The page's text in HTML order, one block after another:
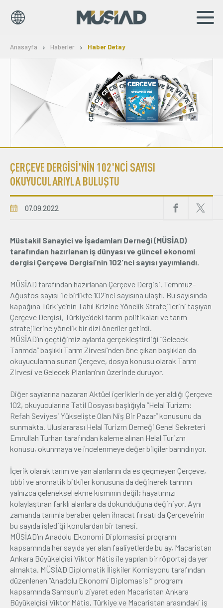
Kurumsal
Markalar
Haberler
Yayınlar
Sosyal Sorumluluk
Bilgi Merkezi
Üyelik
E-İşlemler
İletişim Hakkımızda Galeri
Anasayfa Haberler Haber Detay
ÇERÇEVE DERGİSİ'NİN 102'NCİ SAYISI
OKUYUCULARIYLA BULUŞTU
07.09.2022
Müstakil Sanayici ve İşadamları Derneği (MÜSİAD)
tarafından hazırlanan iş dünyası ve güncel ekonomi
dergisi Çerçeve Dergisi’nin 102'nci sayısı yayımlandı.
MÜSİAD tarafından hazırlanan Çerçeve Dergisi, Temmuz-
Ağustos sayısı ile birlikte 102’nci sayısına ulaştı. Bu sayısında
kapağına Türkiye’nin Tahıl Krizine Yönelik Stratejilerini taşıyan
Çerçeve Dergisi, Türkiye’deki tarım politikaları ve tarım
stratejilerine yönelik bir dizi öneriler getirdi.
MÜSİAD’ın geçtiğimiz aylarda gerçekleştirdiği “Gelecek
Tarımda” başlıklı Tarım Zirvesi’nden öne çıkan başlıkları da
okuyucularına sunan Çerçeve, dosya konusu olarak Tarım
Zirvesi ve Gelecek Planları’nın üzerinde duruyor.
Diğer sayılarına nazaran Aktüel içeriklerin de yer aldığı Çerçeve
102, okuyucularına Tatil Dosyası başlığıyla “Helal Turizm:
Refah Seviyesi Yükselişte Olan Niş Bir Pazar” konusunu da
sunmakta. Uluslararası Helal Turizm Derneği Genel Sekreteri
Emrullah Turhan tarafından kaleme alınan Helal Turizm
konusu, okunmaya ve incelenmeye değer bilgiler barındırıyor.
İçerik olarak tarım ve yan alanlarını da es geçmeyen Çerçeve,
tıbbi ve aromatik bitkiler konusuna da değinerek tarımın
yalnızca geleneksel ekme kısmının değil; hayatımızı
kolaylaştıran farklı alanlara da dokunduğuna değiniyor. Aynı
zamanda tarımla beraber gelen ihracat fırsatı da Çerçeve’nin
bu sayıda işlediği konulardan bir tanesi.
MÜSİAD’ın Anadolu Ekonomi Diplomasisi programı
kapsamında her sayıda yer alan faaliyetlerde bu ay, Macaristan
Ankara Büyükelçisi Viktor Mátis ile yapılan bir röportaj da yer
almakta. MÜSİAD Diplomatik İlişkiler Komisyonu tarafından
düzenlenen “Anadolu Ekonomi Diplomasisi” programı
kapsamında Samsun’u ziyaret eden Macaristan Ankara
Büyükelçisi Viktor Mátis, Türkiye ve Macaristan arasındaki iş